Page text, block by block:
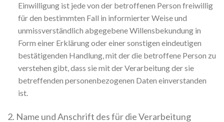
Einwilligung ist jede von der betroffenen Person freiwillig
für den bestimmten Fall in informierter Weise und
unmissverständlich abgegebene Willensbekundung in
Form einer Erklärung oder einer sonstigen eindeutigen
bestätigenden Handlung, mit der die betroffene Person zu
verstehen gibt, dass sie mit der Verarbeitung der sie
betreffenden personenbezogenen Daten einverstanden
ist.
2. Name und Anschrift des für die Verarbeitung